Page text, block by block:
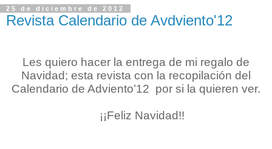
25 de diciembre de 2012
Revista Calendario de Avdviento'12
Les quiero hacer la entrega de mi regalo de
Navidad; esta revista con la recopilación del
Calendario de Adviento’12 por si la quieren ver.
¡¡Feliz Navidad!!